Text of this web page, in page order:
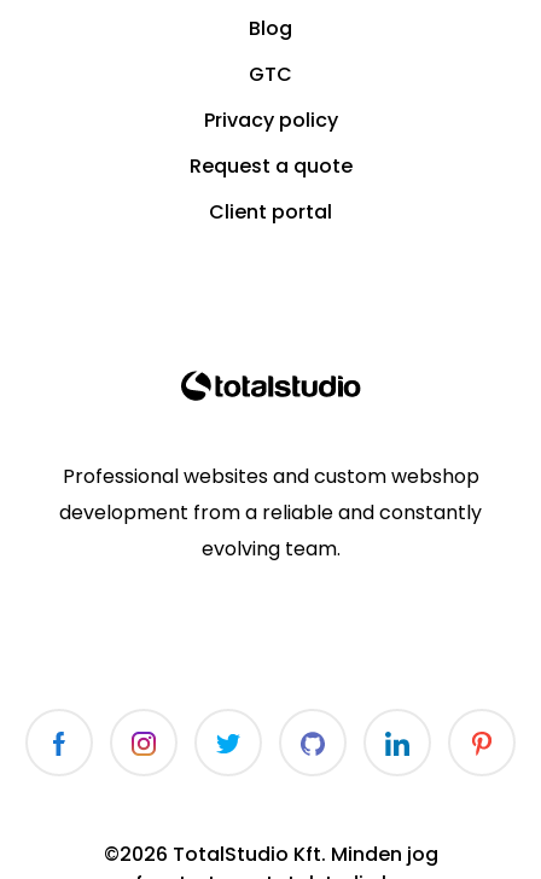
Blog
GTC
Privacy policy
Request a quote
Client portal
Professional websites and custom webshop
development from a reliable and constantly
evolving team.
©2026 TotalStudio Kft. Minden jog